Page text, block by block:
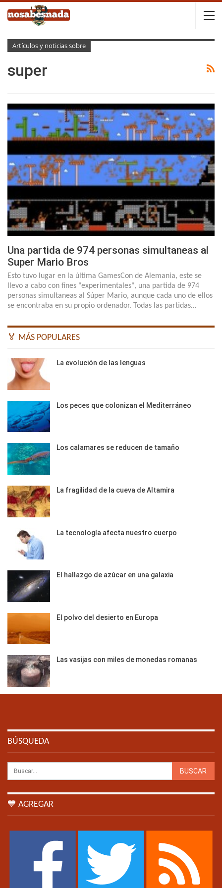
Artículos y noticias sobre
super
Una partida de 974 personas simultaneas al
Super Mario Bros
Esto tuvo lugar en la última GamesCon de Alemania, este se
llevo a cabo con fines "experimentales", una partida de 974
personas simultaneas al Súper Mario, aunque cada uno de ellos
se encontraba en su propio ordenador. Todas las partidas…
🏅 MÁS POPULARES
La evolución de las lenguas
Los peces que colonizan el Mediterráneo
Los calamares se reducen de tamaño
La fragilidad de la cueva de Altamira
La tecnología afecta nuestro cuerpo
El hallazgo de azúcar en una galaxia
El polvo del desierto en Europa
Las vasijas con miles de monedas romanas
BÚSQUEDA
💙 AGREGAR